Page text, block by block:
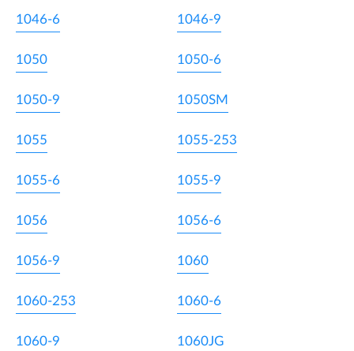
1046-6 1046-9
1050 1050-6
1050-9 1050SM
1055 1055-253
1055-6 1055-9
1056 1056-6
1056-9 1060
1060-253 1060-6
1060-9 1060JG